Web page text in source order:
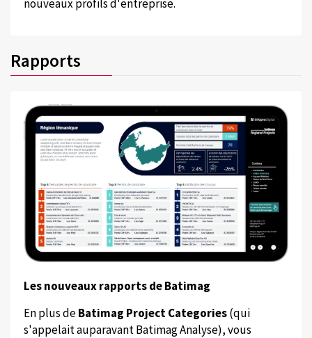
nouveaux profils d'entreprise.
Rapports
Les nouveaux rapports de Batimag
En plus deBatimag Project Categories(qui
s'appelait auparavant Batimag Analyse), vous